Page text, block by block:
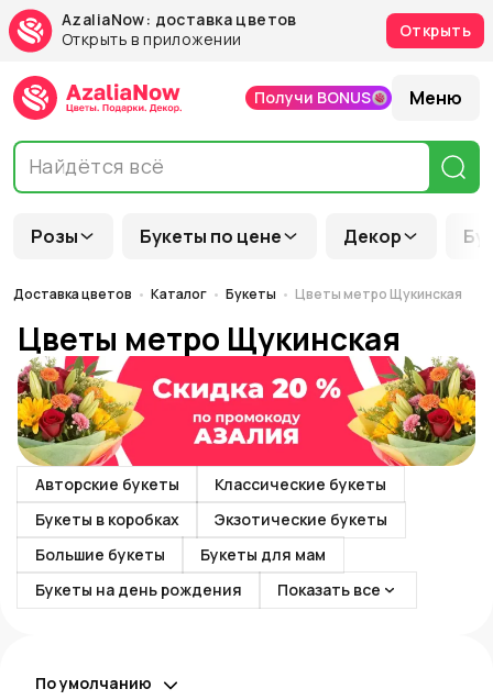
AzaliaNow: доставка цветов
Открыть в приложении
Открыть
Розы Букеты по цене Декор
Получи BONUS Меню
Доставка цветов Каталог Букеты Цветы метро Щукинская
Цветы метро Щукинская
Авторские букеты
Классические букеты
Букеты в коробках
Экзотические букеты
Большие букеты
Букеты для мам
Букеты на день рождения
Показать все
По умолчанию